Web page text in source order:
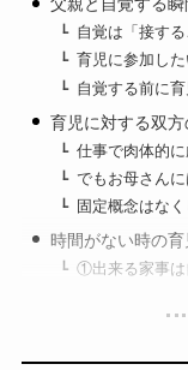
自覚は「接す
育児に参加し
自覚する前に
育児に対する双
仕事で肉体的
でもお母さん
固定概念はな
時間がない時の育
①出来る家事は